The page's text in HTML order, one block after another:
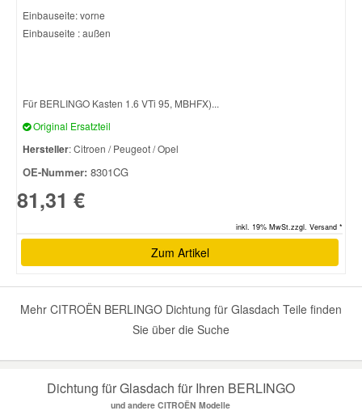
Einbauseite: vorne
Einbauseite : außen
Für BERLINGO Kasten 1.6 VTi 95, MBHFX)...
Original Ersatzteil
Hersteller: Citroen / Peugeot / Opel
OE-Nummer: 8301CG
81,31 €
inkl. 19% MwSt.zzgl. Versand *
Zum Artikel
Mehr CITROËN BERLINGO Dichtung für Glasdach Teile finden
Sie über die Suche
Dichtung für Glasdach für Ihren BERLINGO
und andere CITROËN Modelle